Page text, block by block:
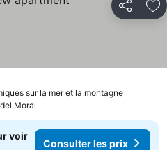
Partager
sur la mer et la montagne
Moral
voir
Consulter les prix